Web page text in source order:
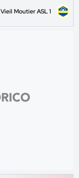
Vieil Moutier ASL 1